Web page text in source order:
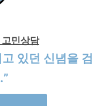
민상담
있던 신념을 검